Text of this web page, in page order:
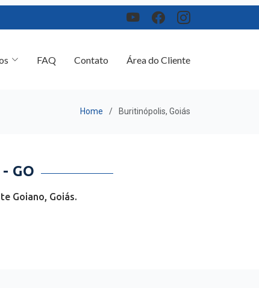
Área do Cliente
Home Buritinópolis, Goiás
GO
Goiano, Goiás.